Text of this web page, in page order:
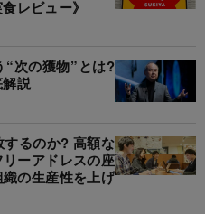
レビュー》
“次の獲物”とは?
説
るのか? 高額な
ーアドレスの座
の生産性を上げ